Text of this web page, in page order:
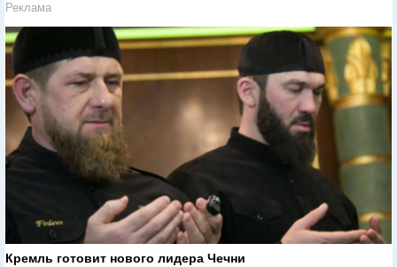
Реклама
Кремль готовит нового лидера Чечни